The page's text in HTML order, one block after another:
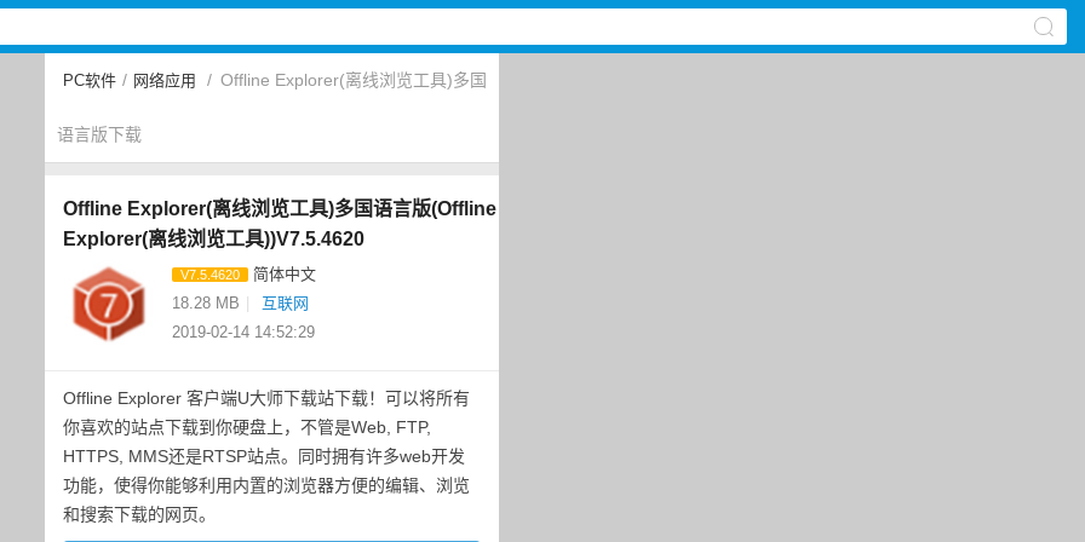
PC软件 / 网络应用 / Offline Explorer(离线浏览工具)多国
语言版下载
Offline Explorer(离线浏览工具)多国语言版(Offline
Explorer(离线浏览工具))V7.5.4620
V7.5.4620
简体中文
18.28 MB
互联网
2019-02-14 14:52:29
Offline Explorer 客户端U大师下载站下载！可以将所有
你喜欢的站点下载到你硬盘上，不管是Web, FTP,
HTTPS, MMS还是RTSP站点。同时拥有许多web开发
功能，使得你能够利用内置的浏览器方便的编辑、浏览
和搜索下载的网页。